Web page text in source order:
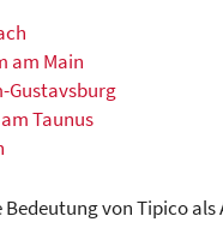
am Main
Gustavsburg
Taunus
von Tipico